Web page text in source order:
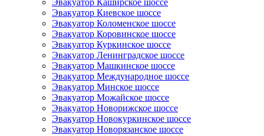
Эвакуатор Каширское шоссе
Эвакуатор Киевское шоссе
Эвакуатор Коломенское шоссе
Эвакуатор Коровинское шоссе
Эвакуатор Куркинское шоссе
Эвакуатор Ленинградское шоссе
Эвакуатор Машкинское шоссе
Эвакуатор Международное шоссе
Эвакуатор Минское шоссе
Эвакуатор Можайское шоссе
Эвакуатор Новорижское шоссе
Эвакуатор Новокуркинское шоссе
Эвакуатор Новорязанское шоссе